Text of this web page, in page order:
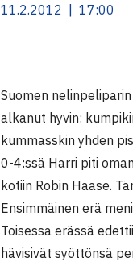
11.2.2012 | 17:00
Suomen nelinpeliparin
alkanut hyvin:
kummasskin yhden
0-4:ssä Harri piti
kotiin Robin Haase.
Ensimmäinen erä
Toisessa erässä
hävisivät syöttönsä